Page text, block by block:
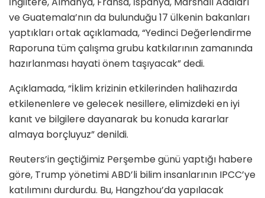
ve Guatemala’nın da bulunduğu 17 ülkenin bakanları
yaptıkları ortak açıklamada, “Yedinci Değerlendirme
Raporuna tüm çalışma grubu katkılarının zamanında
hazırlanması hayati önem taşıyacak” dedi.
Açıklamada, “İklim krizinin etkilerinden halihazırda
etkilenenlere ve gelecek nesillere, elimizdeki en iyi
kanıt ve bilgilere dayanarak bu konuda kararlar
almaya borçluyuz” denildi.
Reuters’in geçtiğimiz Perşembe günü yaptığı habere
göre, Trump yönetimi ABD’li bilim insanlarının IPCC’ye
katılımını durdurdu. Bu, Hangzhou’da yapılacak